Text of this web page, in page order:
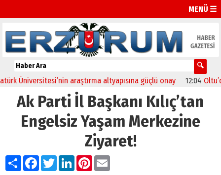
MENÜ ☰
araştırma altyapısına güçlü onay 12:04 Oltu’da
Ak Parti İl Başkanı Kılıç’tan
Engelsiz Yaşam Merkezine
Ziyaret!
PaylaşFacebook
TwitterLinkedIn
Pinterest
Email